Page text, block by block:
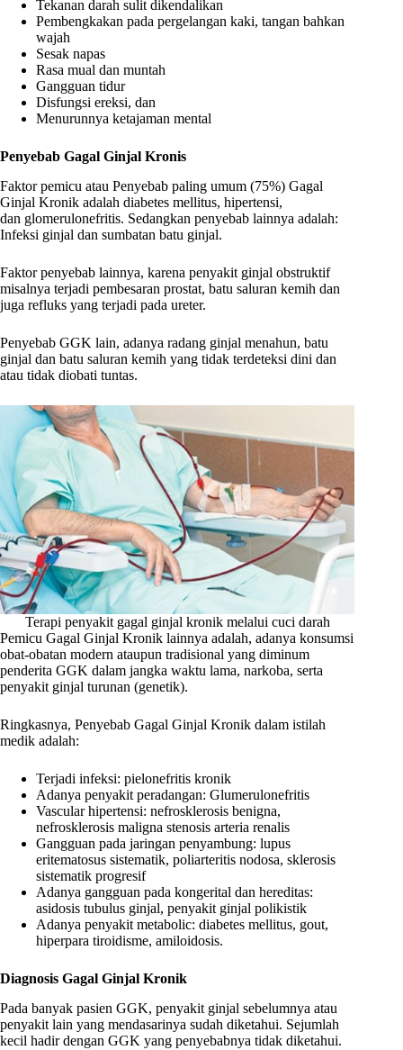
Tekanan darah sulit dikendalikan
Pembengkakan pada pergelangan kaki, tangan bahkan
wajah
Sesak napas
Rasa mual dan muntah
Gangguan tidur
Disfungsi ereksi, dan
Menurunnya ketajaman mental
Penyebab Gagal Ginjal Kronis
Faktor pemicu atau Penyebab paling umum (75%) Gagal
Ginjal Kronik adalah diabetes mellitus, hipertensi,
dan glomerulonefritis. Sedangkan penyebab lainnya adalah:
Infeksi ginjal dan sumbatan batu ginjal.
Faktor penyebab lainnya, karena penyakit ginjal obstruktif
misalnya terjadi pembesaran prostat, batu saluran kemih dan
juga refluks yang terjadi pada ureter.
Penyebab GGK lain, adanya radang ginjal menahun, batu
ginjal dan batu saluran kemih yang tidak terdeteksi dini dan
atau tidak diobati tuntas.
Terapi penyakit gagal ginjal kronik melalui cuci darah
Pemicu Gagal Ginjal Kronik lainnya adalah, adanya konsumsi
obat-obatan modern ataupun tradisional yang diminum
penderita GGK dalam jangka waktu lama, narkoba, serta
penyakit ginjal turunan (genetik).
Ringkasnya, Penyebab Gagal Ginjal Kronik dalam istilah
medik adalah:
Terjadi infeksi: pielonefritis kronik
Adanya penyakit peradangan: Glumerulonefritis
Vascular hipertensi: nefrosklerosis benigna,
nefrosklerosis maligna stenosis arteria renalis
Gangguan pada jaringan penyambung: lupus
eritematosus sistematik, poliarteritis nodosa, sklerosis
sistematik progresif
Adanya gangguan pada kongerital dan hereditas:
asidosis tubulus ginjal, penyakit ginjal polikistik
Adanya penyakit metabolic: diabetes mellitus, gout,
hiperpara tiroidisme, amiloidosis.
Diagnosis Gagal Ginjal Kronik
Pada banyak pasien GGK, penyakit ginjal sebelumnya atau
penyakit lain yang mendasarinya sudah diketahui. Sejumlah
kecil hadir dengan GGK yang penyebabnya tidak diketahui.